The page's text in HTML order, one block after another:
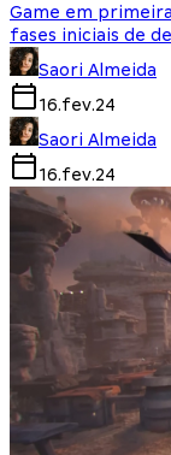
Game em
fases iniciais de
Saori Almeida
16.fev.24
Saori Almeida
16.fev.24